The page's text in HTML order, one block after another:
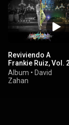
Reviviendo A
Frankie Ruiz, Vol.
Album • David
Zahan